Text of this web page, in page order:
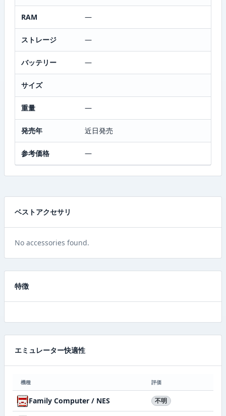
RAM —
ストレージ —
バッテリー —
サイズ
重量 —
発売年 近日発売
参考価格 —
ベストアクセサリ
No accessories found.
特徴
エミュレーター快適性
機種 評価
Family Computer / NES 不明